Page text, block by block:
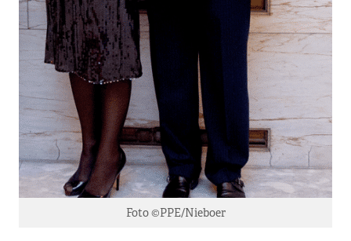
Foto ©PPE/Nieboer